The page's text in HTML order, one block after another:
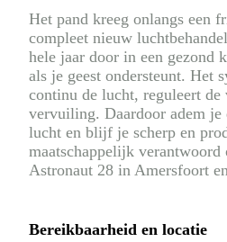
Het pand kreeg onlangs een
compleet nieuw
hele jaar door in een gezond
als je geest ondersteunt. Het
continu de lucht, reguleert
vervuiling. Daardoor adem
lucht en blijf je scherp en
maatschappelijk
Astronaut 28 in Amersfoort
Bereikbaarheid en locatie